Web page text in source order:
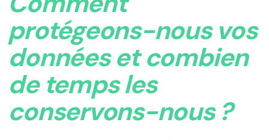
protégeons-nous vos
données et combien
de temps les
conservons-nous ?